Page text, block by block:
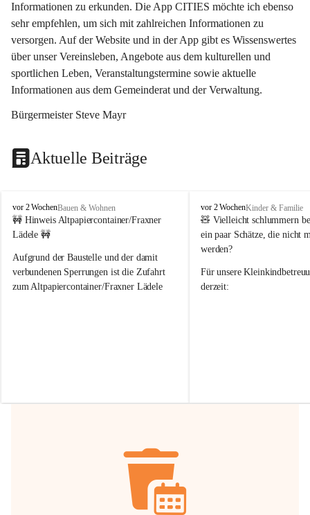
Informationen zu erkunden. Die App CITIES möchte ich ebenso
sehr empfehlen, um sich mit zahlreichen Informationen zu
versorgen. Auf der Website und in der App gibt es Wissenswertes
über unser Vereinsleben, Angebote aus dem kulturellen und
sportlichen Leben, Veranstaltungstermine sowie aktuelle
Informationen aus dem Gemeinderat und der Verwaltung.
Bürgermeister Steve Mayr
Aktuelle Beiträge
F
r
a
e
r
n
vor 2 WochenBauen & Wohnen
🚧 Hinweis Altpapiercontainer/Fraxner
Lädele 🚧
Aufgrund der Baustelle und der damit
verbundenen Sperrungen ist die Zufahrt
zum Altpapiercontainer/Fraxner Lädele
Hilfsbereitschaft!
F
r
a
x
r
n
vor 2 WochenKinder & Familie
🧸 Vielleicht schlummern
ein paar Schätze, die nicht
werden?
Für unsere
derzeit: